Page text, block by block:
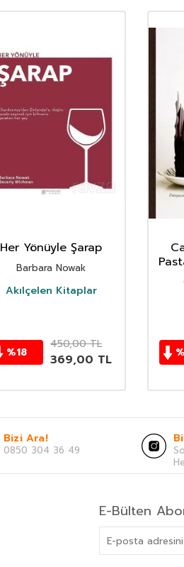
Her Yönüyle Şarap
Barbara Nowak
Akılçelen Kitaplar
%18
450,00TL
369,00 TL %
Bizi Ara!
0850 304 36 49
E-Bülten